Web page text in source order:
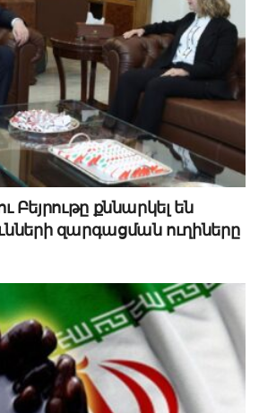
Բեյրութը քննարկել են
զարգացման ուղիները